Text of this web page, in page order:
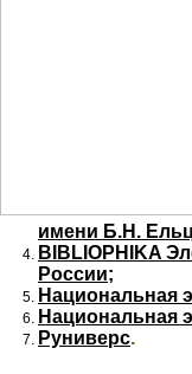
имени Б.Н.
BIBLIOPHIKA
России;
Национальная
Национальная
Руниверс.